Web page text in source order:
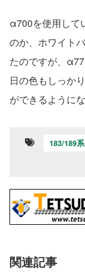
α700を使用して
のか、ホワイト
たのですが、
日の色もしっか
ができるように
183/189
関連記事